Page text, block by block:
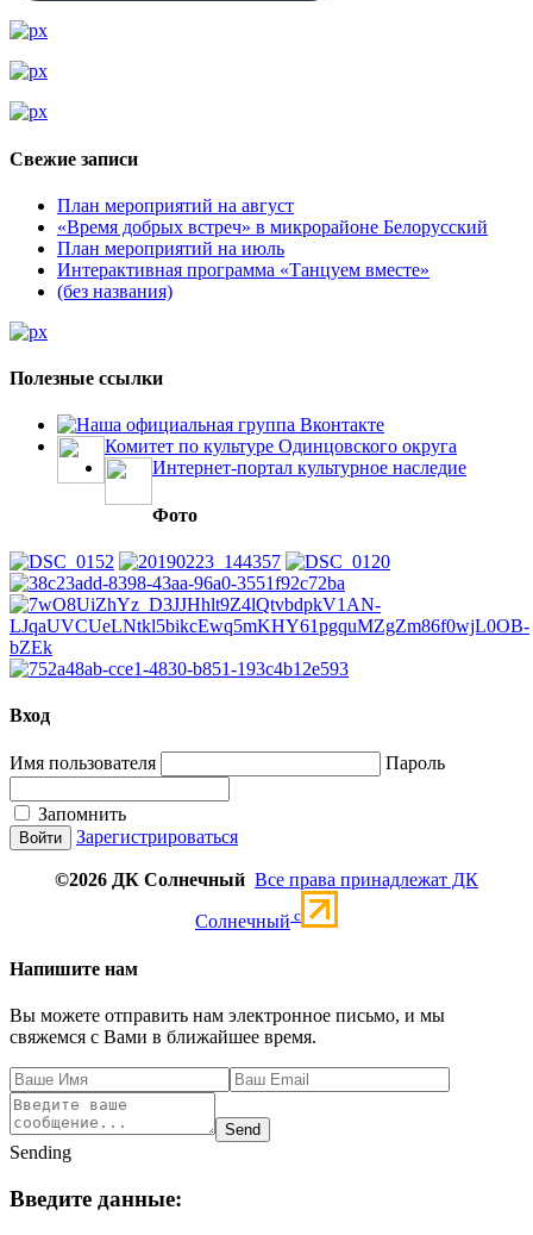
Свежие записи
План мероприятий на август
«Время добрых встреч» в микрорайоне Белорусский
План мероприятий на июль
Интерактивная программа «Танцуем вместе»
(без названия)
Полезные ссылки
Наша официальная группа Вконтакте
Комитет по культуре Одинцовского округа
Интернет-портал культурное наследие
Фото
Вход
Имя пользователя Пароль
Запомнить
Зарегистрироваться
©2026 ДК Солнечный Все права принадлежат ДК
Солнечный c
Напишите нам
Вы можете отправить нам электронное письмо, и мы
свяжемся с Вами в ближайшее время.
Send
Sending
Введите данные: